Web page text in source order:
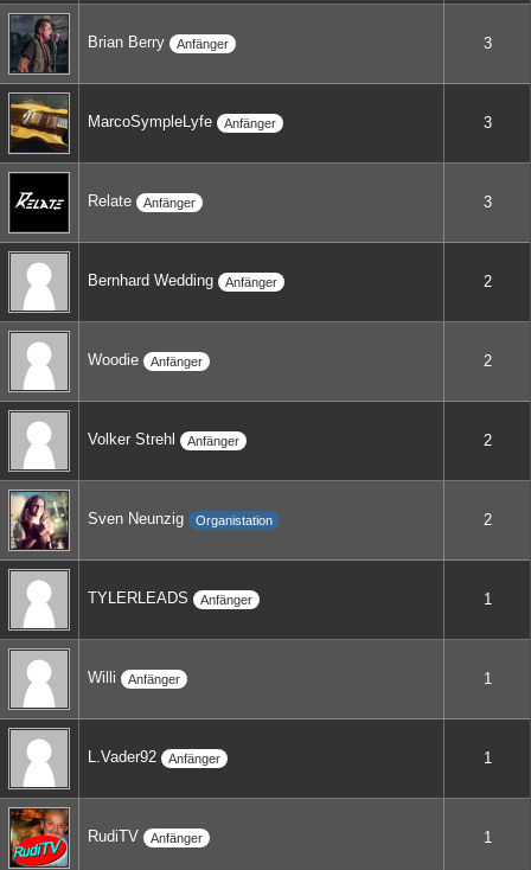
Brian Berry Anfänger 3
MarcoSympleLyfe Anfänger 3
Relate Anfänger 3
Bernhard Wedding Anfänger 2
Woodie Anfänger 2
Volker Strehl Anfänger 2
Sven Neunzig Organistation 2
TYLERLEADS Anfänger 1
Willi Anfänger 1
L.Vader92 Anfänger 1
RudiTV Anfänger 1